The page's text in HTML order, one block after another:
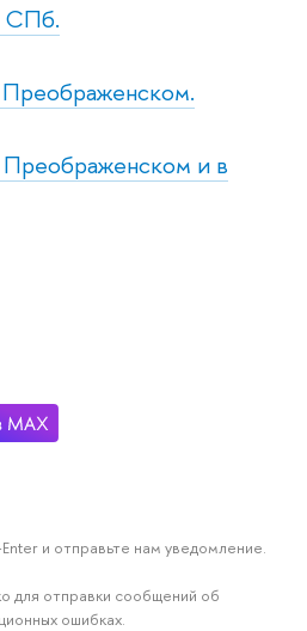
СПб.
и в
и отправьте нам уведомление.
для отправки сообщений об
ошибках.